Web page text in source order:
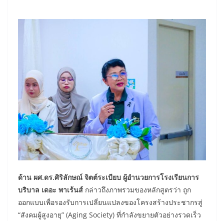
ด้าน ผศ.ดร.ศิริลักษณ์ จิตต์ระเบียบ ผู้อำนวยการโรงเรียนการ
บริบาล เดอะ พาเร้นส์ กล่าวถึงภาพรวมของหลักสูตรว่า ถูก
ออกแบบเพื่อรองรับการเปลี่ยนแปลงของโครงสร้างประชากรสู่
“สังคมผู้สูงอายุ” (Aging Society) ที่กำลังขยายตัวอย่างรวดเร็ว